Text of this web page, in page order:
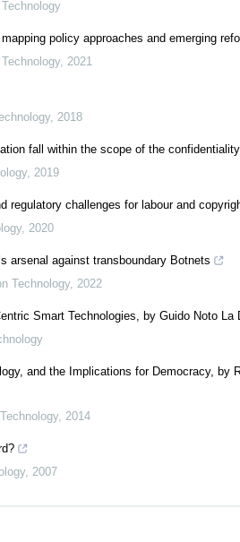
policy approaches and emerging
, 2021
, 2018
fall within the scope of the
, 2019
regulatory challenges for labour and
, 2020
arsenal against transboundary Botnets
Technology, 2022
Smart Technologies, by Guido Noto La
and the Implications for Democracy, by
, 2014
, 2007